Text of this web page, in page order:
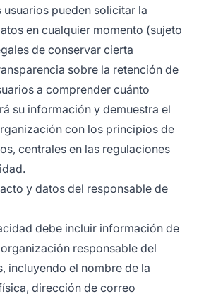
pueden solicitar la
en cualquier momento (sujeto
de conservar cierta
sobre la retención de
a comprender cuánto
su información y demuestra el
con los principios de
centrales en las regulaciones
y datos del responsable de
debe incluir información de
responsable del
incluyendo el nombre de la
dirección de correo